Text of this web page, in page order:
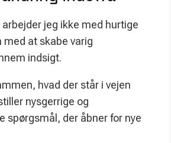
jeg ikke med hurtige
med at skabe varig
indsigt.
hvad der står i vejen
nysgerrige og
spørgsmål, der åbner for nye